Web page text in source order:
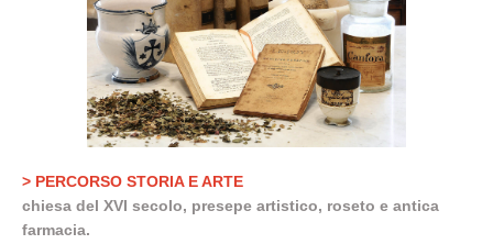
> PERCORSO STORIA E ARTE
chiesa del XVI secolo, presepe artistico, roseto e antica
farmacia.